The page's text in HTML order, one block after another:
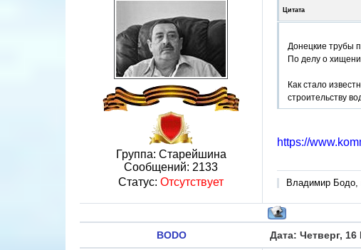
Группа: Старейшина
Сообщений: 2133
Статус: Отсутствует
Цитата
Донецкие трубы
По делу о
Как стало
строительству
https://
Владимир Бодо,
BODO Дата: Четверг,